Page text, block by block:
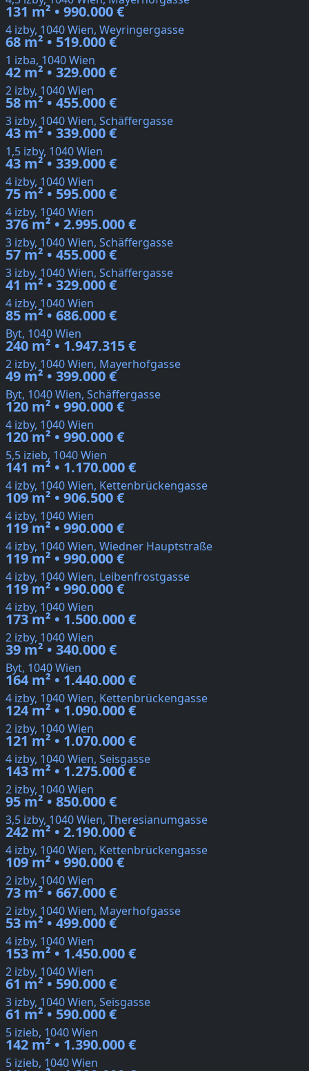
131 m² • 990.000 €
4 izby, 1040 Wien, Weyringergasse
68 m² • 519.000 €
1 izba, 1040 Wien
42 m² • 329.000 €
2 izby, 1040 Wien
58 m² • 455.000 €
3 izby, 1040 Wien, Schäffergasse
43 m² • 339.000 €
1,5 izby, 1040 Wien
43 m² • 339.000 €
4 izby, 1040 Wien
75 m² • 595.000 €
4 izby, 1040 Wien
376 m² • 2.995.000 €
3 izby, 1040 Wien, Schäffergasse
57 m² • 455.000 €
3 izby, 1040 Wien, Schäffergasse
41 m² • 329.000 €
4 izby, 1040 Wien
85 m² • 686.000 €
Byt, 1040 Wien
240 m² • 1.947.315 €
2 izby, 1040 Wien, Mayerhofgasse
49 m² • 399.000 €
Byt, 1040 Wien, Schäffergasse
120 m² • 990.000 €
4 izby, 1040 Wien
120 m² • 990.000 €
5,5 izieb, 1040 Wien
141 m² • 1.170.000 €
4 izby, 1040 Wien, Kettenbrückengasse
109 m² • 906.500 €
4 izby, 1040 Wien
119 m² • 990.000 €
4 izby, 1040 Wien, Wiedner Hauptstraße
119 m² • 990.000 €
4 izby, 1040 Wien, Leibenfrostgasse
119 m² • 990.000 €
4 izby, 1040 Wien
173 m² • 1.500.000 €
2 izby, 1040 Wien
39 m² • 340.000 €
Byt, 1040 Wien
164 m² • 1.440.000 €
4 izby, 1040 Wien, Kettenbrückengasse
124 m² • 1.090.000 €
2 izby, 1040 Wien
121 m² • 1.070.000 €
4 izby, 1040 Wien, Seisgasse
143 m² • 1.275.000 €
2 izby, 1040 Wien
95 m² • 850.000 €
3,5 izby, 1040 Wien, Theresianumgasse
242 m² • 2.190.000 €
4 izby, 1040 Wien, Kettenbrückengasse
109 m² • 990.000 €
2 izby, 1040 Wien
73 m² • 667.000 €
2 izby, 1040 Wien, Mayerhofgasse
53 m² • 499.000 €
4 izby, 1040 Wien
153 m² • 1.450.000 €
2 izby, 1040 Wien
61 m² • 590.000 €
3 izby, 1040 Wien, Seisgasse
61 m² • 590.000 €
5 izieb, 1040 Wien
142 m² • 1.390.000 €
5 izieb, 1040 Wien